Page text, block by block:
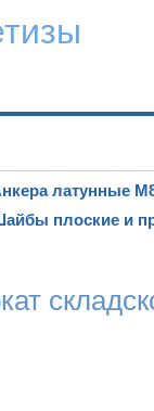
латунные
плоские и